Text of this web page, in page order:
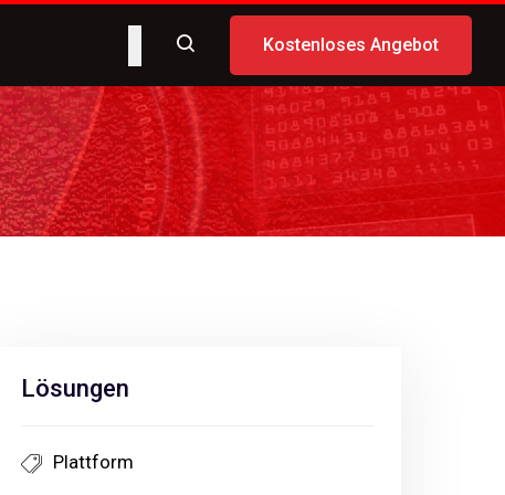
Kostenloses Angebot
Lösungen
Plattform